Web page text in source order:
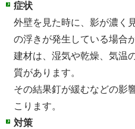
症状
外壁を見た時に、影が濃く
の浮きが発生している場合
建材は、湿気や乾燥、気温
質があります。
その結果釘が緩むなどの影
こります。
対策